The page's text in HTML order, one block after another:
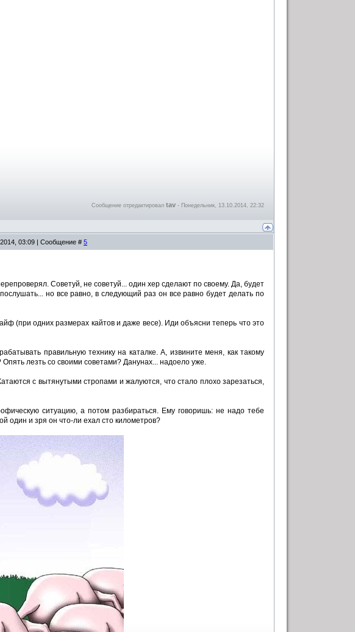
Сообщение отредактировал tav - Понедельник, 13.10.2014, 22:32
03:09 | Сообщение # 5
Советуй, не советуй... один хер сделают по своему. Да, будет
но все равно, в следующий раз он все равно будет делать по
(при одних размерах кайтов и даже весе). Иди объясни теперь что это
правильную технику на каталке. А, извините меня, как такому
Опять лезть со своими советами? Данунах... надоело уже.
с вытянутыми стропами и жалуются, что стало плохо зарезаться,
ситуацию, а потом разбираться. Ему говоришь: не надо тебе
один и зря он что-ли ехал сто километров?